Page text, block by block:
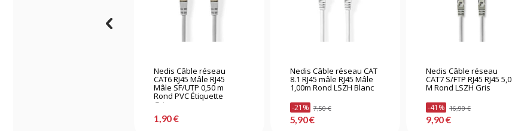
Nedis Câble réseau
CAT6 RJ45 Mâle RJ45
Mâle SF/UTP 0,50 m
Rond PVC Étiquette
Grise
1,90 €
Nedis Câble réseau CAT
8.1 RJ45 mâle RJ45 Mâle
1,00m Rond LSZH Blanc
-21% 7,50 €
5,90 €
Nedis Câble réseau
CAT7 S/FTP RJ45 RJ45 5,0
M Rond LSZH Gris
-41% 16,90 €
9,90 €